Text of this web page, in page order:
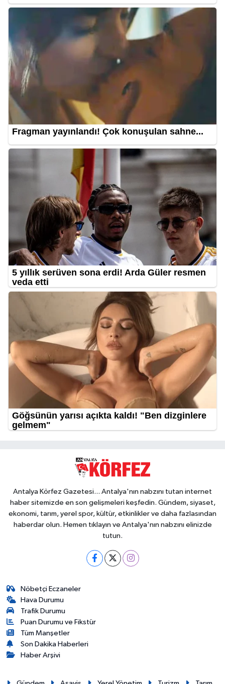
Antalya Körfez Gazetesi... Antalya'nın nabzını tutan internet
haber sitemizde en son gelişmeleri keşfedin. Gündem, siyaset,
ekonomi, tarım, yerel spor, kültür, etkinlikler ve daha fazlasından
haberdar olun. Hemen tıklayın ve Antalya'nın nabzını elinizde
tutun.
Nöbetçi Eczaneler
Hava Durumu
Trafik Durumu
Puan Durumu ve Fikstür
Tüm Manşetler
Son Dakika Haberleri
Haber Arşivi